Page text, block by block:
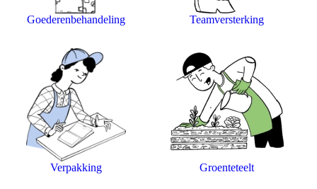
Goederenbehandeling Teamversterking
Verpakking Groenteteelt